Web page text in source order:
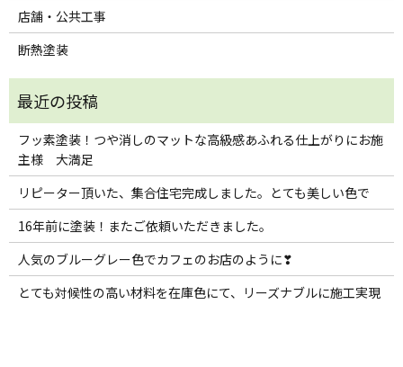
店舗・公共工事
断熱塗装
フッ素塗装！つや消しのマットな高級感あふれる仕上がりにお施
主様 大満足
リピーター頂いた、集合住宅完成しました。とても美しい色で
16年前に塗装！またご依頼いただきました。
人気のブルーグレー色でカフェのお店のように❣
とても対候性の高い材料を在庫色にて、リーズナブルに施工実現